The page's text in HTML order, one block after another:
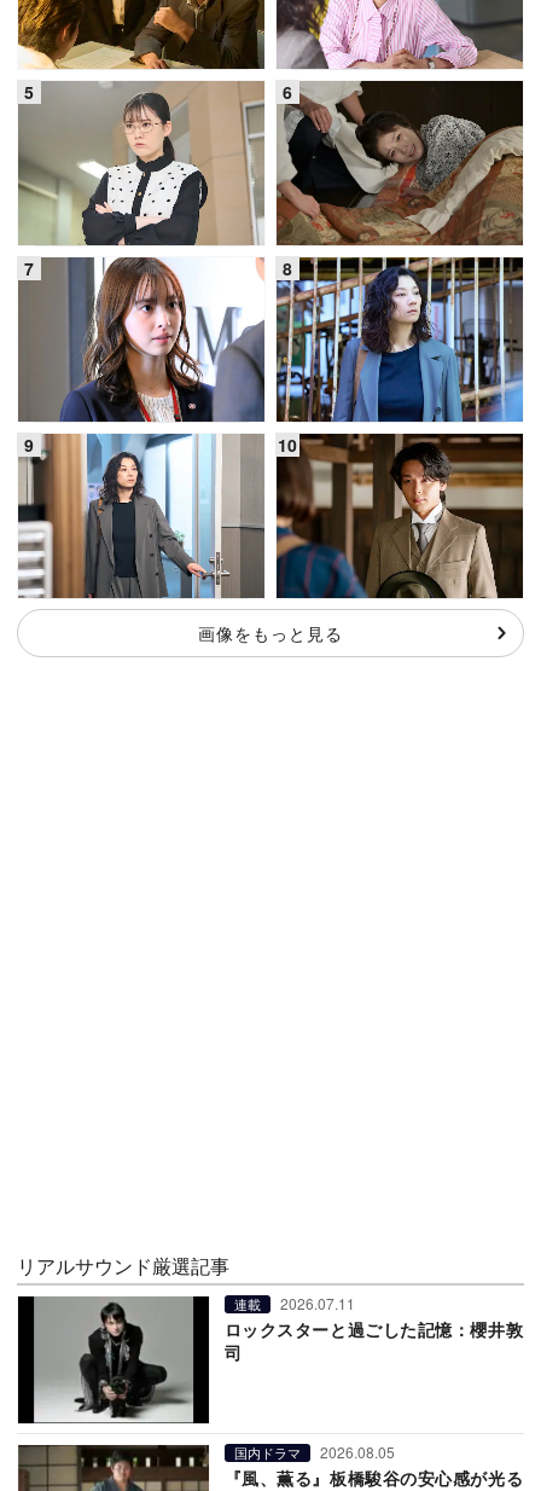
画像をもっと見る
リアルサウンド厳選記事
連載 2026.07.11
ロックスターと過ごした記憶：櫻井敦
司
国内ドラマ 2026.08.05
『風、薫る』板橋駿谷の安心感が光る